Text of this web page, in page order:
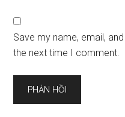
Save my name, email,
the next time I comment.